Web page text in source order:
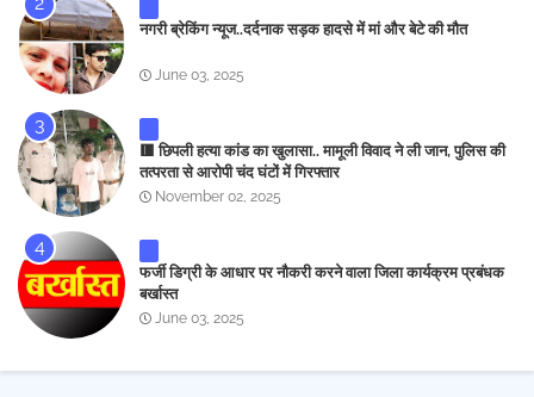
नगरी ब्रेकिंग न्यूज..दर्दनाक सड़क हादसे में मां और बेटे की मौत
June 03, 2025
🟥 छिपली हत्या कांड का खुलासा.. मामूली विवाद ने ली जान, पुलिस की
तत्परता से आरोपी चंद घंटों में गिरफ्तार
November 02, 2025
फर्जी डिग्री के आधार पर नौकरी करने वाला जिला कार्यक्रम प्रबंधक
बर्खास्त
June 03, 2025